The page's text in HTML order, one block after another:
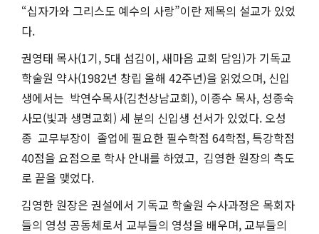
“십자가와 그리스도 예수의 사랑”이란 제목의 설교가 있었
다.
권영태 목사(1기, 5대 섬김이, 새마음 교회 담임)가 기독교
학술원 약사(1982년 창립 올해 42주년)을 읽었으며, 신입
생에서는 박연수목사(김천상남교회), 이종수 목사, 성종숙
사모(빛과 생명교회) 세 분의 신입생 선서가 있었다. 오성
종 교무부장이 졸업에 필요한 필수학점 64학점, 특강학점
40점을 요점으로 학사 안내를 하였고, 김영한 원장의 측도
로 끝을 맺었다.
김영한 원장은 권설에서 기독교 학술원 수사과정은 목회자
들의 영성 공동체로서 교부들의 영성을 배우며, 교부들의